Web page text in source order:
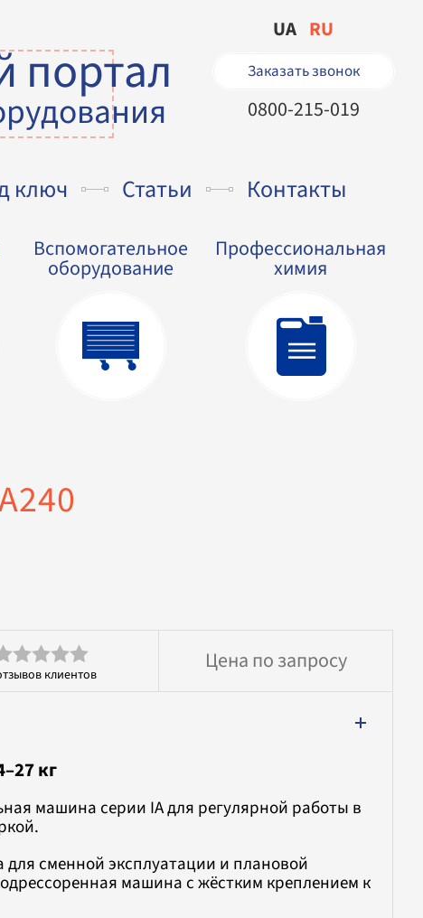
портал
UA RU
Заказать звонок
0800-215-019
ключ Статьи Контакты
Вспомогательное
оборудование
Профессиональная
химия
клиентов
Цена по запросу
кг
машина серии IA для регулярной работы в
для сменной эксплуатации и плановой
машина с жёстким креплением к